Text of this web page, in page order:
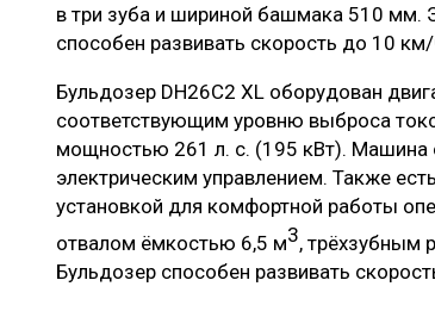
в три зуба и шириной башмака 510 мм.
способен развивать скорость до 10
Бульдозер DH26С2 XL оборудован
соответствующим уровню выброса
мощностью 261 л. с. (195 кВт). Машина
электрическим управлением. Также
установкой для комфортной работы
отвалом ёмкостью 6,5 м3, трёхзубным
Бульдозер способен развивать